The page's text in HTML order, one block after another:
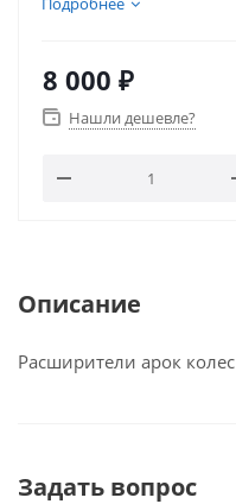
каталоге так же
8 000 ₽
Нашли дешевле?
Описание
Расширители арок
Задать вопрос